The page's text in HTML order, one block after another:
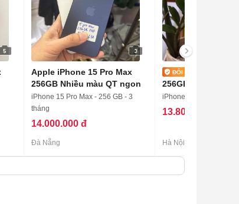
5 3
Apple iPhone 15 Pro Max
256GB Nhiều màu QT ngon
iPhone 15 Pro Max - 256 GB - 3
tháng
14.000.000 đ
Đà Nẵng
256GB
iPhone 15 Pro Max -
13.800.000 đ
Hà Nội